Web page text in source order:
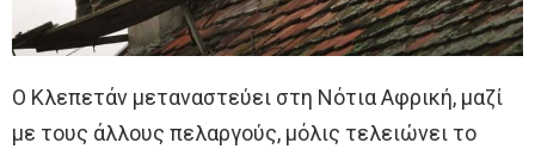
Ο Κλεπετάν μεταναστεύει στη Νότια Αφρική, μαζί
με τους άλλους πελαργούς, μόλις τελειώνει το